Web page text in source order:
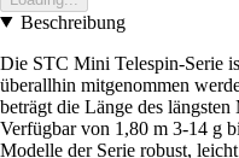
Beschreibung
Die STC Mini Telespin-Serie
überallhin mitgenommen
beträgt die Länge des
Verfügbar von 1,80 m 3-14 g
Modelle der Serie robust,